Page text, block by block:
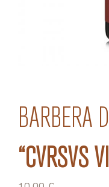
BARBERA
“CVRSVS